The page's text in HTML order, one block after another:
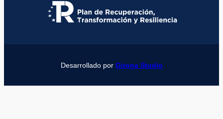
Desarrollado por Girona Studio